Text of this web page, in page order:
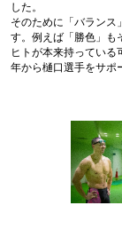
した。
そのために「バランス
す。例えば「勝色」も
ヒトが本来持ってい
年から樋口選手をサポ